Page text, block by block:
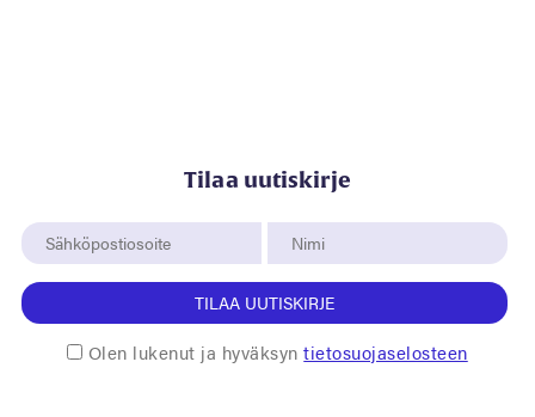
Tilaa uutiskirje
TILAA UUTISKIRJE
Olen lukenut ja hyväksyntietosuojaselosteen